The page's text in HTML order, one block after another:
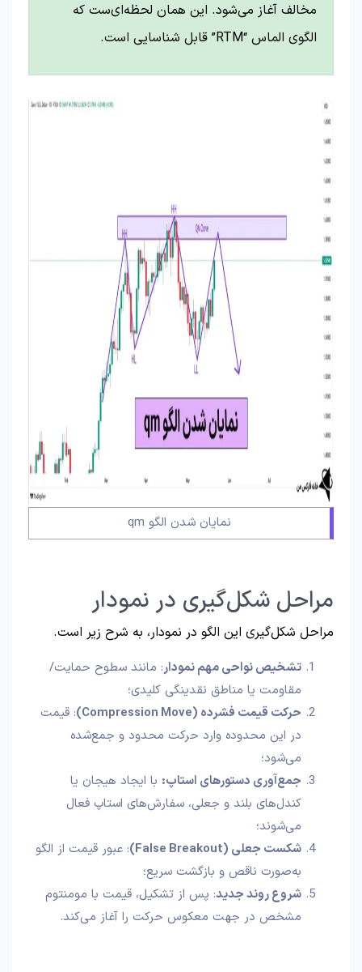
مخالف آغاز می‌شود. این همان لحظه‌ای‌ست که
الگوی الماس “RTM” قابل شناسایی است.
نمایان شدن الگو qm
مراحل شکل‌گیری در نمودار
مراحل شکل‌گیری این الگو در نمودار، به شرح زیر است.
تشخیص نواحی مهم نمودار: مانند سطوح حمایت/
مقاومت یا مناطق نقدینگی کلیدی؛
حرکت قیمت فشرده (Compression Move)
: قیمت
در این محدوده وارد حرکت محدود و جمع‌شده
می‌شود؛
جمع‌آوری دستورهای استاپ: با ایجاد هیجان یا
کندل‌های بلند و جعلی، سفارش‌های استاپ فعال
می‌شوند؛
شکست جعلی (False Breakout)
: عبور قیمت از الگو
به‌صورت ناقص و بازگشت سریع؛
شروع روند جدید: پس از تشکیل، قیمت با مومنتوم
مشخص در جهت معکوس حرکت را آغاز می‌کند.